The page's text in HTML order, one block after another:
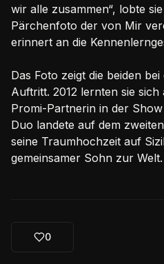
wir alle zusammen“, lobte
Pärchenfoto der von Mir
erinnert an die
Das Foto zeigt die beiden bei
Auftritt. 2012 lernten sie
Promi-Partnerin in der
Duo landete auf dem
seine Traumhochzeit auf
gemeinsamer Sohn zur Welt.
0